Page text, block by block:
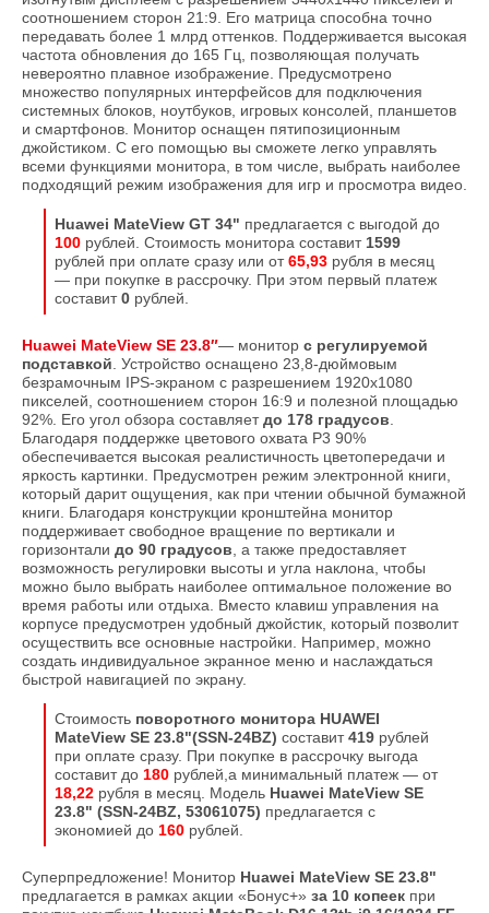
соотношением сторон 21:9. Его матрица способна точно
передавать более 1 млрд оттенков. Поддерживается высокая
частота обновления до 165 Гц, позволяющая получать
невероятно плавное изображение. Предусмотрено
множество популярных интерфейсов для подключения
системных блоков, ноутбуков, игровых консолей, планшетов
и смартфонов. Монитор оснащен пятипозиционным
джойстиком. С его помощью вы сможете легко управлять
всеми функциями монитора, в том числе, выбрать наиболее
подходящий режим изображения для игр и просмотра видео.
Huawei MateView GT 34" предлагается с выгодой до
100 рублей. Стоимость монитора составит 1599
рублей при оплате сразу или от65,93 рубля в месяц
— при покупке в рассрочку. При этом первый платеж
составит0 рублей.
Huawei MateView SE 23.8″— монитор с регулируемой
подставкой. Устройство оснащено 23,8-дюймовым
безрамочным IPS-экраном с разрешением 1920х1080
пикселей, соотношением сторон 16:9 и полезной площадью
92%. Его угол обзора составляетдо 178 градусов.
Благодаря поддержке цветового охвата P3 90%
обеспечивается высокая реалистичность цветопередачи и
яркость картинки. Предусмотрен режим электронной книги,
который дарит ощущения, как при чтении обычной бумажной
книги. Благодаря конструкции кронштейна монитор
поддерживает свободное вращение по вертикали и
горизонтали до 90 градусов, а также предоставляет
возможность регулировки высоты и угла наклона, чтобы
можно было выбрать наиболее оптимальное положение во
время работы или отдыха. Вместо клавиш управления на
корпусе предусмотрен удобный джойстик, который позволит
осуществить все основные настройки. Например, можно
создать индивидуальное экранное меню и наслаждаться
быстрой навигацией по экрану.
Стоимость поворотного монитора HUAWEI
MateView SE 23.8"(SSN-24BZ) составит419 рублей
при оплате сразу. При покупке в рассрочку выгода
составит до 180 рублей,а минимальный платеж — от
18,22 рубля в месяц. Модель Huawei MateView SE
23.8" (SSN-24BZ, 53061075) предлагается с
экономией до 160 рублей.
Суперпредложение! Монитор Huawei MateView SE 23.8"
предлагается в рамках акции «Бонус+» за 10 копеек при